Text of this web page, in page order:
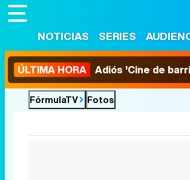
NOTICIAS SERIES
ÚLTIMA HORA Adiós 'Cine de
FórmulaTV Fotos